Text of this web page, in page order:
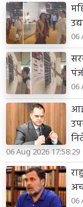
06
06
06 Aug 2026 17:58:29
06